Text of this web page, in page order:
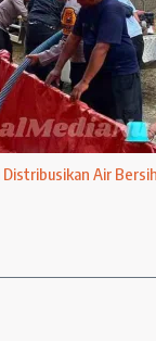
Distribusikan Air